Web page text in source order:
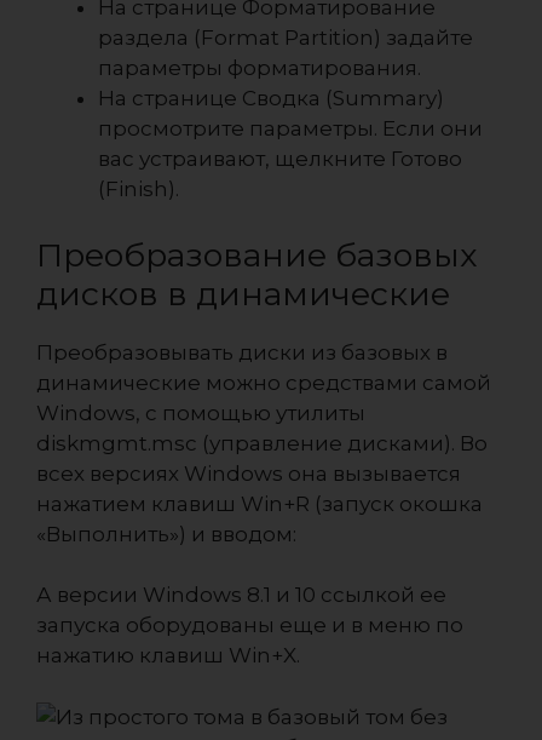
На странице Форматирование
раздела (Format Partition) задайте
параметры форматирования.
На странице Сводка (Summary)
просмотрите параметры. Если они
вас устраивают, щелкните Готово
(Finish).
Преобразование базовых
дисков в динамические
Преобразовывать диски из базовых в
динамические можно средствами самой
Windows, с помощью утилиты
diskmgmt.msc (управление дисками). Во
всех версиях Windows она вызывается
нажатием клавиш Win+R (запуск окошка
«Выполнить») и вводом:
А версии Windows 8.1 и 10 ссылкой ее
запуска оборудованы еще и в меню по
нажатию клавиш Win+X.